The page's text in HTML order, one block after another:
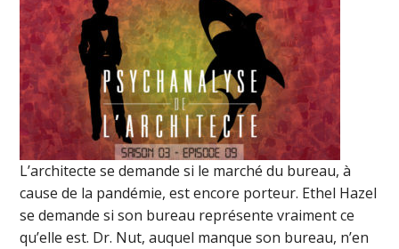
L’architecte se demande si le marché du bureau, à
cause de la pandémie, est encore porteur. Ethel Hazel
se demande si son bureau représente vraiment ce
qu’elle est. Dr. Nut, auquel manque son bureau, n’en